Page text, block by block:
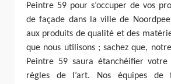
Peintre 59 pour s’occuper de vos
de façade dans la ville de
aux produits de qualité et des
que nous utilisons ; sachez que,
Peintre 59 saura étanchéifier
règles de l’art. Nos équipes de